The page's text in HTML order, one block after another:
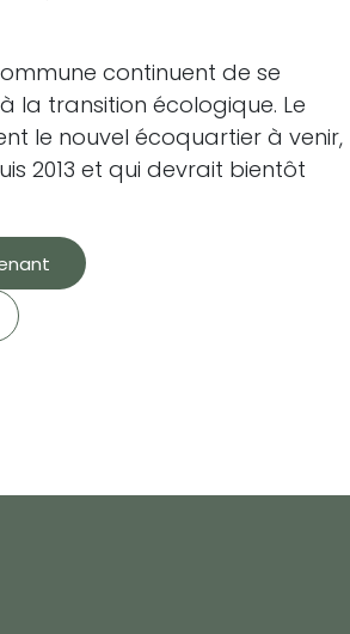
continuent de se
la transition écologique. Le
le nouvel écoquartier à venir,
2013 et qui devrait bientôt